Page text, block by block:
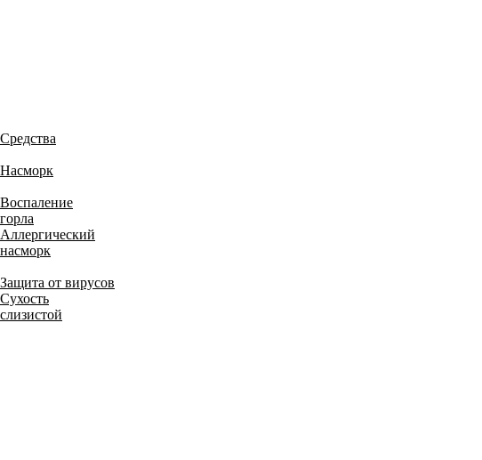
Средства
Насморк
Воспаление
горла
Аллергический
насморк
Защита от вирусов
Сухость
слизистой